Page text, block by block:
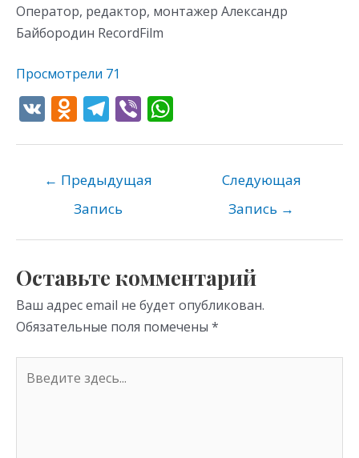
Оператор, редактор, монтажер Александр
Байбородин RecordFilm
Просмотрели 71
V O
o
kl
as
ni
ki
T
gr
a
m
Vi
p
← Предыдущая
Запись
Следующая
Запись →
Оставьте комментарий
Ваш адрес email не будет опубликован.
Обязательные поля помечены *
здесь...